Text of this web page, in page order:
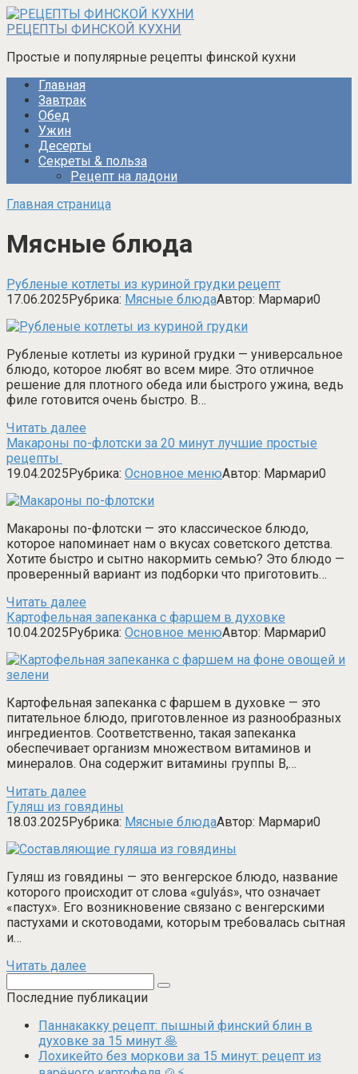
Перейти
к
РЕЦЕПТЫ ФИНСКОЙ КУХНИ
Простые и популярные рецепты финской кухни
Главная
Завтрак
Обед
Ужин
Десерты
Секреты & польза
Рецепт на ладони
Главная страница
Мясные блюда
Рубленые котлеты из куриной грудки рецепт
17.06.2025Рубрика: Мясные блюдаАвтор: Мармари0
Рубленые котлеты из куриной грудки — универсальное
блюдо, которое любят во всем мире. Это отличное
решение для плотного обеда или быстрого ужина, ведь
филе готовится очень быстро. В…
Читать далее
Макароны по-флотски за 20 минут лучшие простые
рецепты
19.04.2025Рубрика: Основное менюАвтор: Мармари0
Макароны по-флотски — это классическое блюдо,
которое напоминает нам о вкусах советского детства.
Хотите быстро и сытно накормить семью? Это блюдо —
проверенный вариант из подборки что приготовить…
Читать далее
Картофельная запеканка с фаршем в духовке
10.04.2025Рубрика: Основное менюАвтор: Мармари0
Картофельная запеканка с фаршем в духовке — это
питательное блюдо, приготовленное из разнообразных
ингредиентов. Соответственно, такая запеканка
обеспечивает организм множеством витаминов и
минералов. Она содержит витамины группы B,…
Читать далее
Гуляш из говядины
18.03.2025Рубрика: Мясные блюдаАвтор: Мармари0
Гуляш из говядины — это венгерское блюдо, название
которого происходит от слова «gulyás», что означает
«пастух». Его возникновение связано с венгерскими
пастухами и скотоводами, которым требовалась сытная
и…
Читать далее
Последние публикации
Паннакакку рецепт: пышный финский блин в
духовке за 15 минут 🥞
Лохикейто без моркови за 15 минут: рецепт из